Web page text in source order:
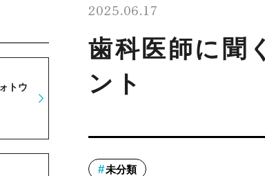
2025.06.17
歯科医師に聞
ント
未分類
トウ